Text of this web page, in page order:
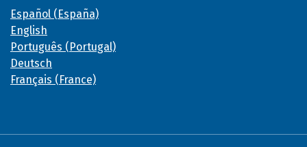
Español (España)
English
Português (Portugal)
Deutsch
Français (France)